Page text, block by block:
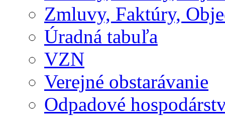
Zmluvy, Faktúry,
Úradná tabuľa
VZN
Verejné obstarávanie
Odpadové